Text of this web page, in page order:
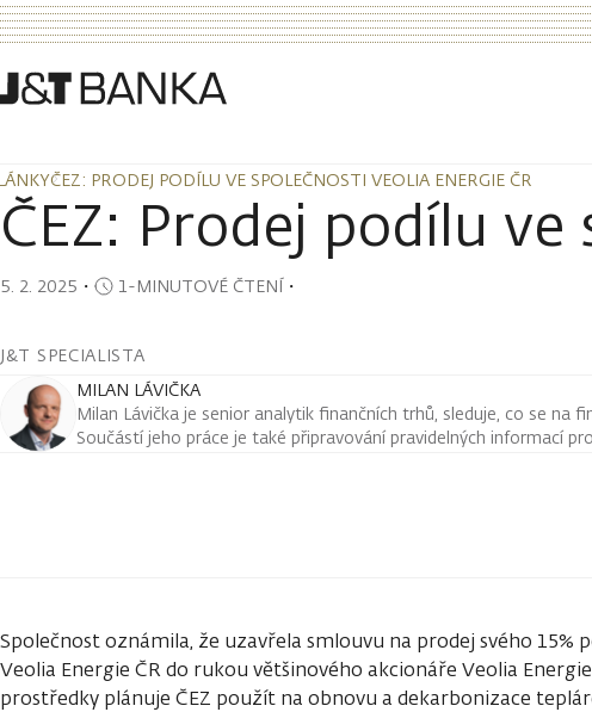
ČEZ: PRODEJ PODÍLU VE SPOLEČNOSTI VEOLIA ENERGIE ČR
ČEZ: PRODEJ PODÍLU VE SPOLEČNOSTI VEOLIA ENERGIE ČR
ČEZ: Prodej podílu
5. 2. 2025 ・ 1-MINUTOVÉ ČTENÍ・
J&T SPECIALISTA
MILAN LÁVIČKA
Milan Lávička je senior analytik finančních trhů, sleduje, co se na
Součástí jeho práce je také připravování pravidelných informací
Společnost oznámila, že uzavřela smlouvu na prodej svého 15%
Veolia Energie ČR do rukou většinového akcionáře Veolia
prostředky plánuje ČEZ použít na obnovu a dekarbonizace